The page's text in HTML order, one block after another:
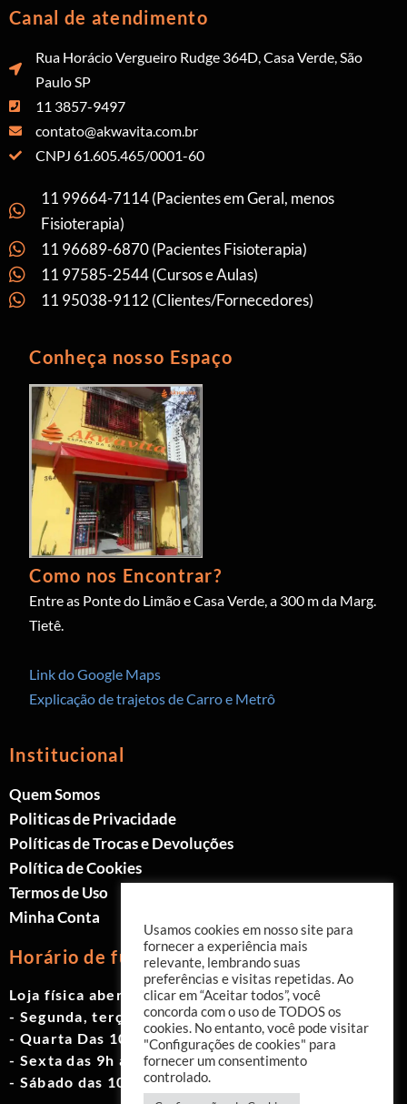
Canal de atendimento
Rua Horácio Vergueiro Rudge 364D, Casa Verde, São
Paulo SP
11 3857-9497
contato@akwavita.com.br
CNPJ 61.605.465/0001-60
11 99664-7114 (Pacientes em Geral, menos
Fisioterapia)
11 96689-6870 (Pacientes Fisioterapia)
11 97585-2544 (Cursos e Aulas)
11 95038-9112 (Clientes/Fornecedores)
Conheça nosso Espaço
Como nos Encontrar?
Entre as Ponte do Limão e Casa Verde, a 300 m da Marg.
Tietê.
Link do Google Maps
Explicação de trajetos de Carro e Metrô
Institucional
Quem Somos
Politicas de Privacidade
Políticas de Trocas e Devoluções
Política de Cookies
Termos de Uso
Minha Conta
Horário de funcionamento
Loja física aberta de Segunda à Sábado.
- Segunda, terça e quinta das 9h às 19h
- Quarta Das 10h às 18h
- Sexta das 9h às 18h
- Sábado das 10h às 17h
Usamos cookies em nosso site para
fornecer a experiência mais
relevante, lembrando suas
preferências e visitas repetidas. Ao
clicar em “Aceitar todos”, você
concorda com o uso de TODOS os
cookies. No entanto, você pode visitar
"Configurações de cookies" para
fornecer um consentimento
controlado.